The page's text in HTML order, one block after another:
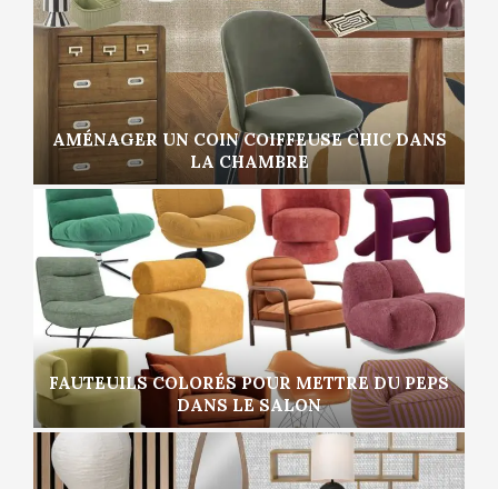
AMÉNAGER UN COIN COIFFEUSE CHIC DANS
LA CHAMBRE
FAUTEUILS COLORÉS POUR METTRE DU PEPS
DANS LE SALON